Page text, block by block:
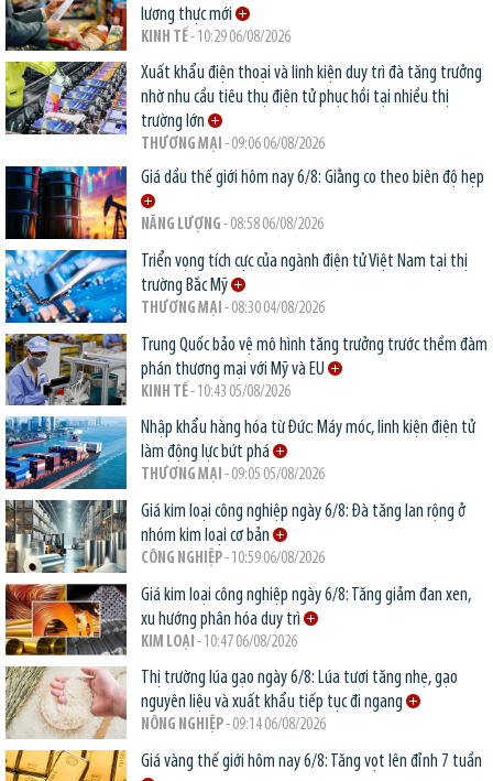
lương thực mới
KINH TẾ- 10:29 06/08/2026
Xuất khẩu điện thoại và linh kiện duy trì đà tăng trưởng
nhờ nhu cầu tiêu thụ điện tử phục hồi tại nhiều thị
trường lớn
THƯƠNG MẠI - 09:06 06/08/2026
Giá dầu thế giới hôm nay 6/8: Giằng co theo biên độ hẹp
NĂNG LƯỢNG - 08:58 06/08/2026
Triển vọng tích cực của ngành điện tử Việt Nam tại thị
trường Bắc Mỹ
THƯƠNG MẠI - 08:30 04/08/2026
Trung Quốc bảo vệ mô hình tăng trưởng trước thềm đàm
phán thương mại với Mỹ và EU
KINH TẾ- 10:43 05/08/2026
Nhập khẩu hàng hóa từ Đức: Máy móc, linh kiện điện tử
làm động lực bứt phá
THƯƠNG MẠI - 09:05 05/08/2026
Giá kim loại công nghiệp ngày 6/8: Đà tăng lan rộng ở
nhóm kim loại cơ bản
CÔNG NGHIỆP- 10:59 06/08/2026
Giá kim loại công nghiệp ngày 6/8: Tăng giảm đan xen,
xu hướng phân hóa duy trì
KIM LOẠI - 10:47 06/08/2026
Thị trường lúa gạo ngày 6/8: Lúa tươi tăng nhẹ, gạo
nguyên liệu và xuất khẩu tiếp tục đi ngang
NÔNG NGHIỆP- 09:14 06/08/2026
Giá vàng thế giới hôm nay 6/8: Tăng vọt lên đỉnh 7 tuần